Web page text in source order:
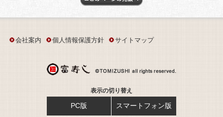
会社案内 個人情報保護方針 サイトマップ
表示の切り替え
PC版 スマートフォン版